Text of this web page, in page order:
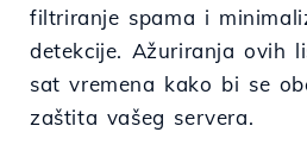
filtriranje spama i
detekcije. Ažuriranja ovih
sat vremena kako bi se
zaštita vašeg servera.